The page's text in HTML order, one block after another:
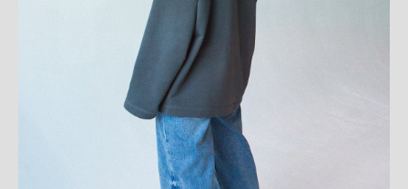
Адрес: Москва, Малая Ордынка, 11
Круглосуточно